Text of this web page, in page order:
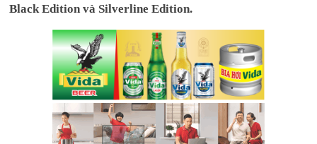
Black Edition và Silverline Edition.